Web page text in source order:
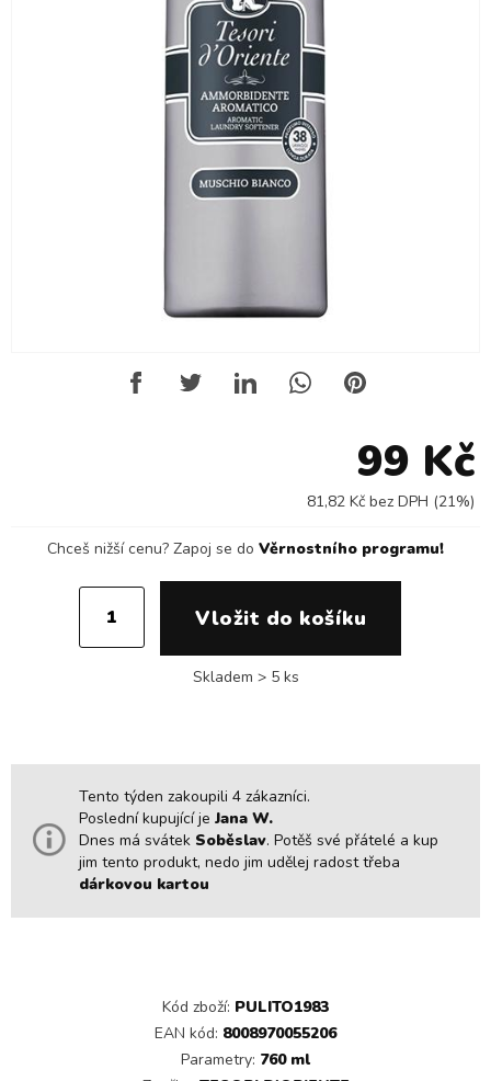
Tento týden zakoupili 4 zákazníci.
Poslední kupující jeJana W.
Dnes má svátek Soběslav. Potěš své přátelé a kup
jim tento produkt, nedo jim udělej radost třeba
dárkovou kartou
Kód zboží: PULITO1983
EAN kód: 8008970055206
Parametry: 760 ml
99 Kč
81,82 Kč bez DPH (21%)
Chceš nižší cenu? Zapoj se do Věrnostního programu!
Skladem > 5 ks